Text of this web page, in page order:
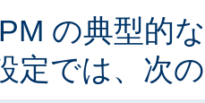
の典型的
定では、次